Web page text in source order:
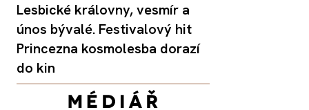
Lesbické královny, vesmír a
únos bývalé. Festivalový hit
Princezna kosmolesba dorazí
do kin